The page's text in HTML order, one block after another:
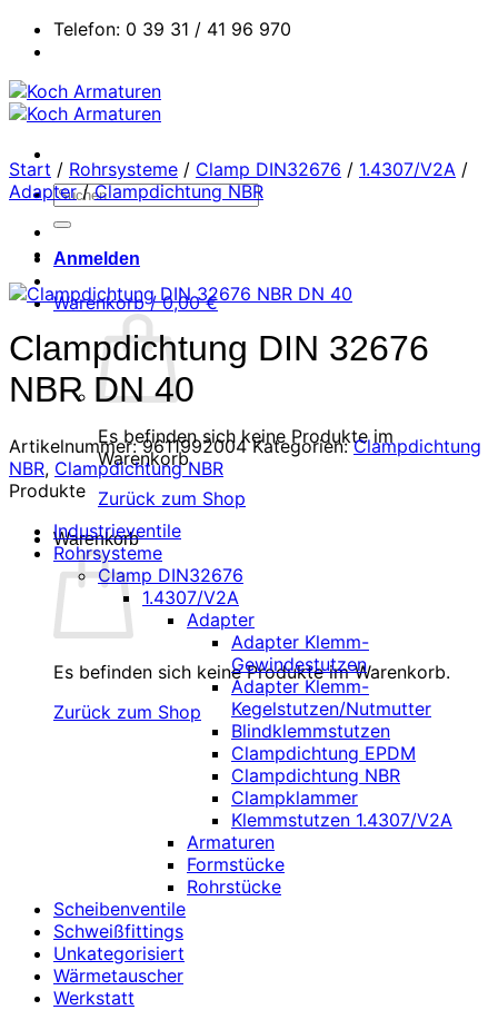
Zum
Inhalt
Telefon: 0 39 31 / 41 96 970
Suchen
Anmelden
Warenkorb /0,00€
Es befinden sich keine Produkte im
Warenkorb.
Zurück zum Shop
Warenkorb
Es befinden sich keine Produkte im Warenkorb.
Zurück zum Shop
Start / Rohrsysteme / Clamp DIN32676 / 1.4307/V2A /
Adapter / Clampdichtung NBR
Clampdichtung DIN 32676
NBR DN 40
Artikelnummer:9611992004 Kategorien:Clampdichtung
NBR, Clampdichtung NBR
Produkte
Industrieventile
Rohrsysteme
Clamp DIN32676
1.4307/V2A
Adapter
Adapter Klemm-
Gewindestutzen
Adapter Klemm-
Kegelstutzen/Nutmutter
Blindklemmstutzen
Clampdichtung EPDM
Clampdichtung NBR
Clampklammer
Klemmstutzen 1.4307/V2A
Armaturen
Formstücke
Rohrstücke
Scheibenventile
Schweißfittings
Unkategorisiert
Wärmetauscher
Werkstatt